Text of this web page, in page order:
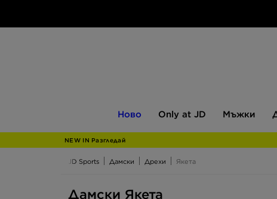
Ново
JD
Only at JD Мъжки
NEW IN Разгледай
JD Sports Дамски Дрехи Якета
Дамски Якета